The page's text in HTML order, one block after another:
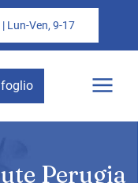
Lun-Ven, 9-17
Perugia